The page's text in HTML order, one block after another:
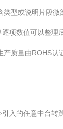
型或说明片段
项数值可以整
质量由ROHS认
入的任意中台